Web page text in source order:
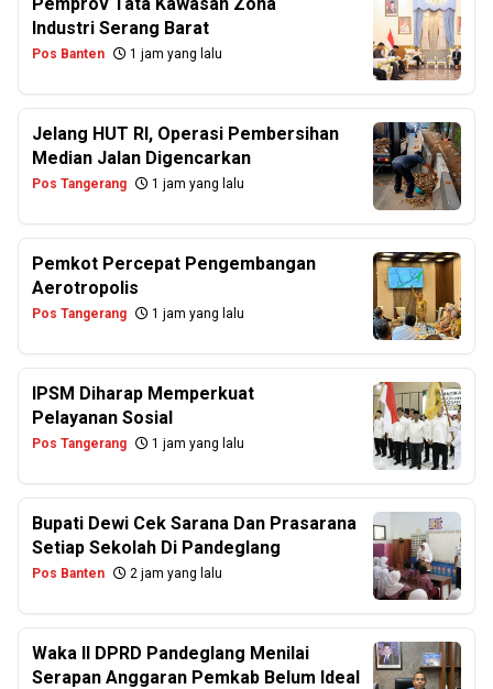
Industri Serang Barat
Pos Banten 1 jam yang lalu
Jelang HUT RI, Operasi Pembersihan
Median Jalan Digencarkan
Pos Tangerang 1 jam yang lalu
Pemkot Percepat Pengembangan
Aerotropolis
Pos Tangerang 1 jam yang lalu
IPSM Diharap Memperkuat
Pelayanan Sosial
Pos Tangerang 1 jam yang lalu
Bupati Dewi Cek Sarana Dan Prasarana
Setiap Sekolah Di Pandeglang
Pos Banten 2 jam yang lalu
Waka II DPRD Pandeglang Menilai
Serapan Anggaran Pemkab Belum Ideal